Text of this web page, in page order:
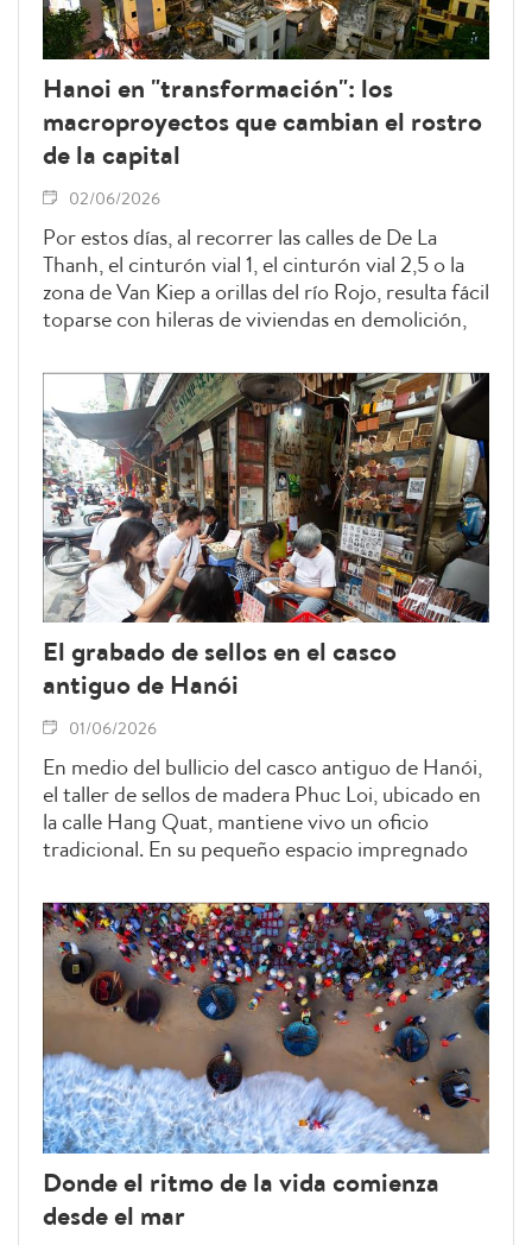
Hanoi en "transformación": los
macroproyectos que cambian el rostro
de la capital
02/06/2026
Por estos días, al recorrer las calles de De La
Thanh, el cinturón vial 1, el cinturón vial 2,5 o la
zona de Van Kiep a orillas del río Rojo, resulta fácil
toparse con hileras de viviendas en demolición,
rugido de la maquinaria pesada trabajando
incansablemente de la mañana a la noche. No se
trata de simples obras de construcción, sino de la
señal inequívoca de que Hanói ha entrado en una
fase de profunda transformación, orientada hacia
una fisonomía urbana mucho más moderna en el
futuro.
El grabado de sellos en el casco
antiguo de Hanói
01/06/2026
En medio del bullicio del casco antiguo de Hanói,
el taller de sellos de madera Phuc Loi, ubicado en
la calle Hang Quat, mantiene vivo un oficio
tradicional. En su pequeño espacio impregnado
diariamente, preservando una artesanía cada vez
más escasa en la vida moderna.
Donde el ritmo de la vida comienza
desde el mar